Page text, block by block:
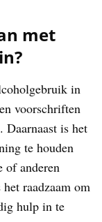
met
in
voorschriften
Daarnaast is het
te houden
of anderen
raadzaam om
hulp in te